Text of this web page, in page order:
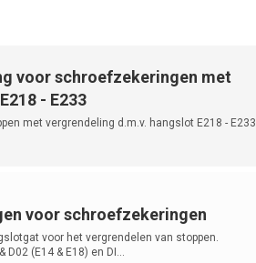
voor schroefzekeringen met
- E233
met vergrendeling d.m.v. hangslot E218 - E233
voor schroefzekeringen
voor het vergrendelen van stoppen.
(E14 & E18) en DI...